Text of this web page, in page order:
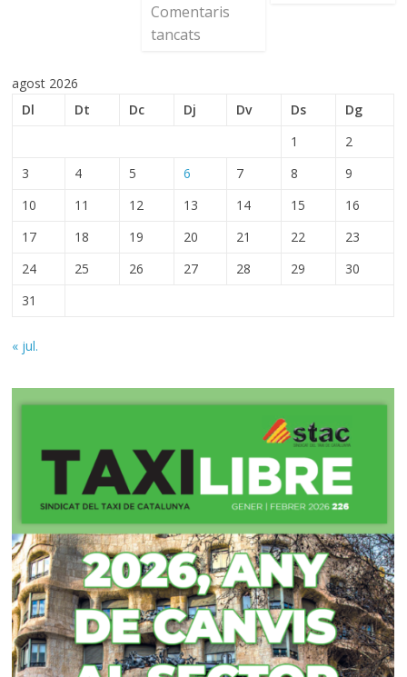
Comentaris
tancats
agost 2026
Dl
Dt Dc Dj Dv Ds
Dg
1
2
3
4 5 6 7 8
9
10
11 12 13 14 15
16
17
18 19 20 21 22
23
24
25 26 27 28 29
30
31
« jul.